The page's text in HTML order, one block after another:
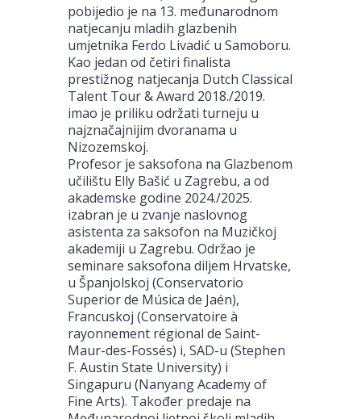
pobijedio je na 13. međunarodnom
natjecanju mladih glazbenih
umjetnika Ferdo Livadić u Samoboru.
Kao jedan od četiri finalista
prestižnog natjecanja Dutch Classical
Talent Tour & Award 2018./2019.
imao je priliku održati turneju u
najznačajnijim dvoranama u
Nizozemskoj.
Profesor je saksofona na Glazbenom
učilištu Elly Bašić u Zagrebu, a od
akademske godine 2024./2025.
izabran je u zvanje naslovnog
asistenta za saksofon na Muzičkoj
akademiji u Zagrebu. Održao je
seminare saksofona diljem Hrvatske,
u Španjolskoj (Conservatorio
Superior de Música de Jaén),
Francuskoj (Conservatoire à
rayonnement régional de Saint-
Maur-des-Fossés) i, SAD-u (Stephen
F. Austin State University) i
Singapuru (Nanyang Academy of
Fine Arts). Također predaje na